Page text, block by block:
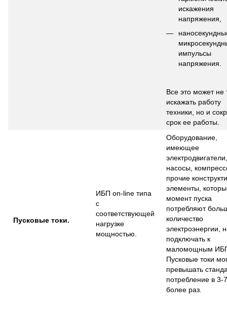
искажения
напряжения,
импульсы
напряжения.
Все это может не
искажать работу
техники, но и
срок ее работы.
Пусковые токи.
ИБП on-line типа
с
соответствующей
нагрузке
мощностью.
Оборудование,
имеющее
электродвигатели,
насосы,
прочие
элементы,
момент пуска
потребляют
количество
электроэнергии,
подключать к
маломощным
Пусковые токи
превышать
потребление в 3-
более раз.